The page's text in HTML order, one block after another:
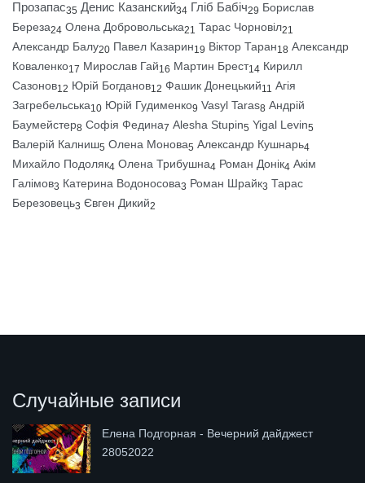
Прозапас35 Денис Казанский34 Гліб Бабіч29 Борислав
Береза24 Олена Добровольська21 Тарас Чорновіл21
Александр Балу20 Павел Казарин19 Віктор Таран18 Александр
Коваленко17 Мирослав Гай16 Мартин Брест14 Кирилл
Сазонов12 Юрій Богданов12 Фашик Донецький11 Агія
Загребельська10 Юрій Гудименко9 Vasyl Taras8 Андрій
Баумейстер8 Софія Федина7 Alesha Stupin5 Yigal Levin5
Валерій Калниш5 Олена Монова5 Александр Кушнарь4
Михайло Подоляк4 Олена Трибушна4 Роман Донік4 Акім
Галімов3 Катерина Водоносова3 Роман Шрайк3 Тарас
Березовець3 Євген Дикий2
Случайные записи
Елена Подгорная - Вечерний дайджест
28052022